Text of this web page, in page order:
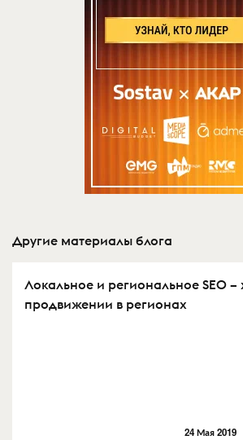
Другие материалы блога
Локальное и региональное SEO –
продвижении в регионах
24 Мая 2019